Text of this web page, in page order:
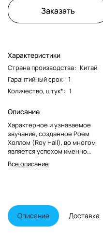
Заказать
Характеристики
Страна производства: Китай
Гарантийный срок: 1
Количество, штук*: 1
Описание
Характерное и узнаваемое
звучание, созданное Роем
Холлом (Roy Hall), во многом
является успехом именно
проигрывателей Music Hall. Его
огромный, более чем 30-летний,
"хороший" звук, позволяют
создавать одни из лучших
виниловых проигрывателей на
Все описание
Описание Доставка